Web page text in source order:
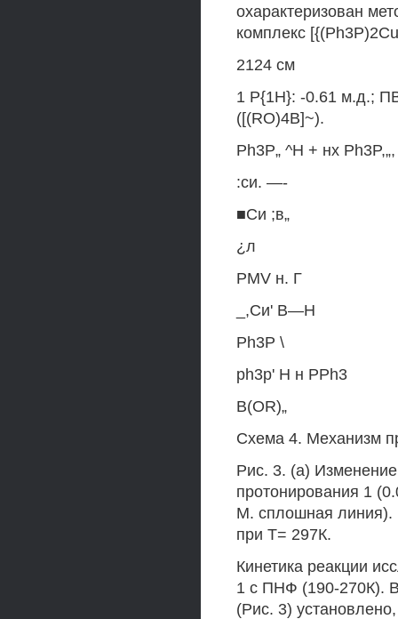
охарактеризован
комплекс
2124 см
1 Р{1Н}: -0.61 м.д.;
([(RO)4B]~).
Ph3P„ ^Н + нх Ph3P,„,
:си. —-
■Си ;в„
¿л
PMV н. Г
_,Си' В—Н
Ph3P \
ph3p' Н н PPh3
B(OR)„
Схема 4. Механизм
Рис. 3. (а)
протонирования 1
М. сплошная линия).
при Т= 297К.
Кинетика реакции
1 с ПНФ (190-270К). В
(Рис. 3)